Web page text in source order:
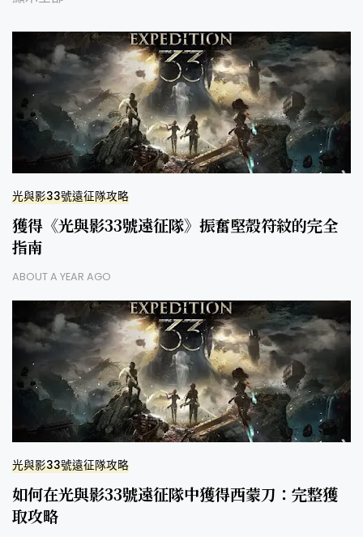
光與影33號遠征隊攻略
獲得《光與影33號遠征隊》振奮堅殼符紋的完全
指南
ABOUT A YEAR AGO
光與影33號遠征隊攻略
如何在光與影33號遠征隊中獲得西蒙刀：完整獲
取攻略